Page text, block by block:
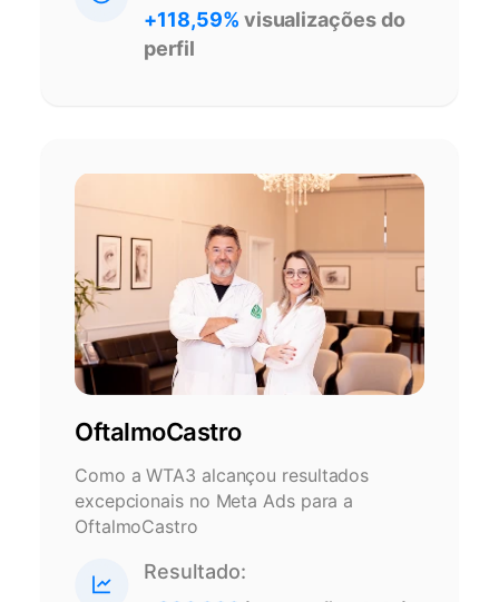
+118,59% visualizações do
perfil
OftalmoCastro
Como a WTA3 alcançou resultados
excepcionais no Meta Ads para a
OftalmoCastro
Resultado: